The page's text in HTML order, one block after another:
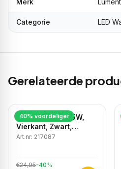
Merk
Categorie LED
Gerelateerde
40% voordeliger
LED Wandlamp, 5W,
Vierkant, Zwart,
4000K Neutraal Wit
Art.nr: 217087
€24,95-40%